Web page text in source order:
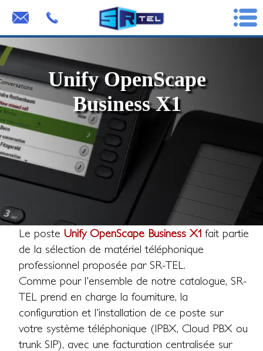
Unify OpenScape
Business X1
Le poste Unify OpenScape Business X1 fait partie
de la sélection de matériel téléphonique
professionnel proposée par SR-TEL.
Comme pour l'ensemble de notre catalogue, SR-
TEL prend en charge la fourniture, la
configuration et l'installation de ce poste sur
votre système téléphonique (IPBX, Cloud PBX ou
trunk SIP), avec une facturation centralisée sur